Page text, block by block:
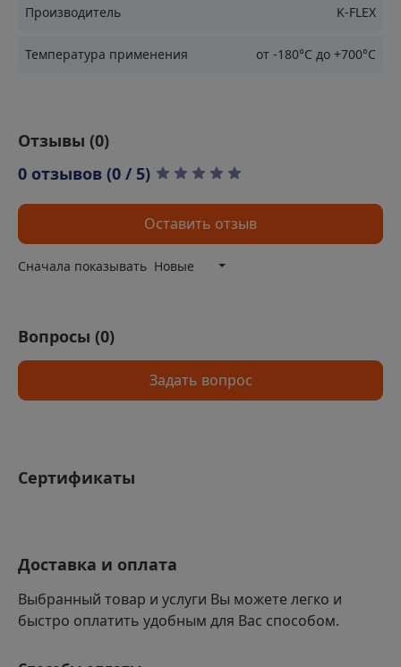
Изоляция трубопроводов в системах отопления и
Защита вентиляционных и кондиционирующих
Теплоизоляция оборудования и машин
Применение в условиях повышенной влажности и
экстремальных температур
Преимущества
Устойчивость к влаге и агрессивным химическим
веществам
Прочность и надежность в эксплуатации
Универсальность применения в различных отраслях
и условиях
Производитель K-FLEX
Температура применения от -180°С до +700°С
Отзывы (0)
0 отзывов (0 / 5)
Оставить отзыв
Сначала показывать Новые
Вопросы (0)
Задать вопрос
Сертификаты
Доставка и оплата
Выбранный товар и услуги Вы можете легко и
быстро оплатить удобным для Вас способом.